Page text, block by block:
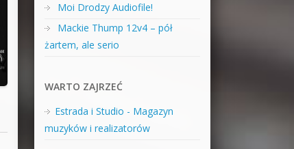
Moi Drodzy Audiofile!
Mackie Thump 12v4 – pół
żartem, ale serio
WARTO ZAJRZEĆ
Estrada i Studio - Magazyn
muzyków i realizatorów